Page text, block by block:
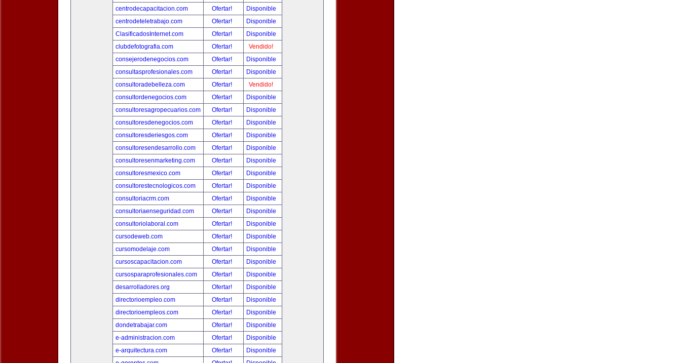
centrodecapacitacion.com
Ofertar!
Disponible
centrodeteletrabajo.com
Ofertar!
Disponible
ClasificadosInternet.com
Ofertar!
Disponible
clubdefotografia.com
Ofertar!
Vendido!
consejerodenegocios.com
Ofertar!
Disponible
consultasprofesionales.com
Ofertar!
Disponible
consultoradebelleza.com
Ofertar!
Vendido!
consultordenegocios.com
Ofertar!
Disponible
consultoresagropecuarios.com
Ofertar!
Disponible
consultoresdenegocios.com
Ofertar!
Disponible
consultoresderiesgos.com
Ofertar!
Disponible
consultoresendesarrollo.com
Ofertar!
Disponible
consultoresenmarketing.com
Ofertar!
Disponible
consultoresmexico.com
Ofertar!
Disponible
consultorestecnologicos.com
Ofertar!
Disponible
consultoriacrm.com
Ofertar!
Disponible
consultoriaenseguridad.com
Ofertar!
Disponible
consultoriolaboral.com
Ofertar!
Disponible
cursodeweb.com
Ofertar!
Disponible
cursomodelaje.com
Ofertar!
Disponible
cursoscapacitacion.com
Ofertar!
Disponible
cursosparaprofesionales.com
Ofertar!
Disponible
desarrolladores.org
Ofertar!
Disponible
directorioempleo.com
Ofertar!
Disponible
directorioempleos.com
Ofertar!
Disponible
dondetrabajar.com
Ofertar!
Disponible
e-administracion.com
Ofertar!
Disponible
e-arquitectura.com
Ofertar!
Disponible